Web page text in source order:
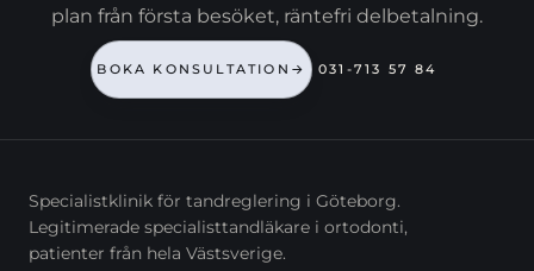
plan från första besöket, räntefri delbetalning.
BOKA KONSULTATION → 031-713 57 84
Specialistklinik för tandreglering i Göteborg.
Legitimerade specialisttandläkare i ortodonti,
patienter från hela Västsverige.